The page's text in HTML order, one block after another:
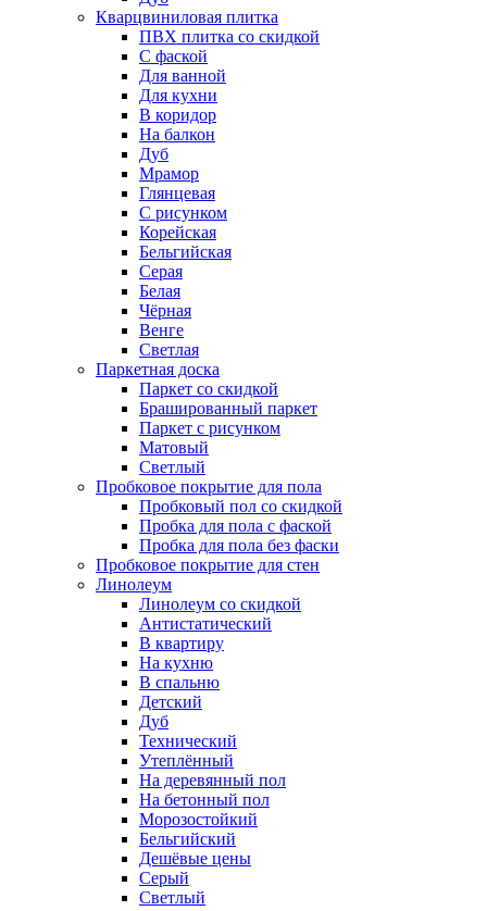
Кварцвиниловая плитка
ПВХ плитка со скидкой
С фаской
Для ванной
Для кухни
В коридор
На балкон
Дуб
Мрамор
Глянцевая
С рисунком
Корейская
Бельгийская
Серая
Белая
Чёрная
Венге
Светлая
Паркетная доска
Паркет со скидкой
Брашированный паркет
Паркет с рисунком
Матовый
Светлый
Пробковое покрытие для пола
Пробковый пол со скидкой
Пробка для пола с фаской
Пробка для пола без фаски
Пробковое покрытие для стен
Линолеум
Линолеум со скидкой
Антистатический
В квартиру
На кухню
В спальню
Детский
Дуб
Технический
Утеплённый
На деревянный пол
На бетонный пол
Морозостойкий
Бельгийский
Дешёвые цены
Серый
Светлый